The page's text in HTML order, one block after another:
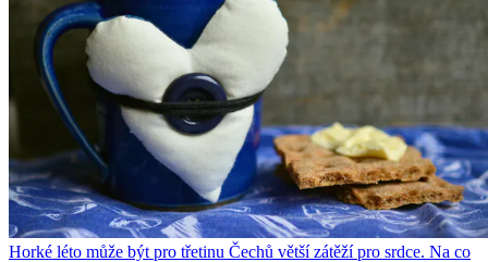
Horké léto může být pro třetinu Čechů větší zátěží pro srdce. Na co